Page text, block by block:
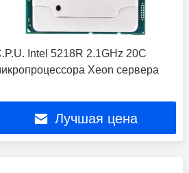
Intel 5218R 2.1GHz 20C
Xeon сервера
Лучшая цена